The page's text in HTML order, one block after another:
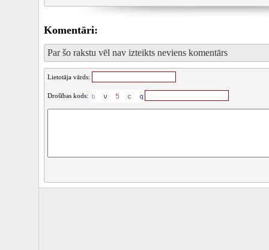
Komentāri:
Par šo rakstu vēl nav izteikts neviens komentārs
Lietotāja vārds:
Drošības kods: